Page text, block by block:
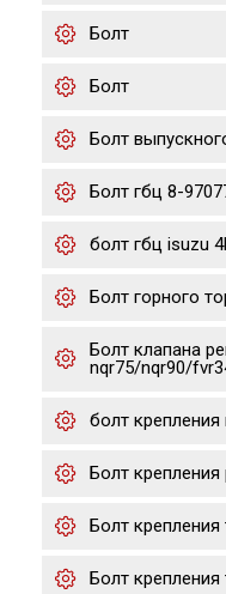
Болт
Болт
Болт
Болт гбц 8-
болт гбц isuzu
Болт горного
Болт клапана
nqr75/nqr90/
болт
Болт крепления
Болт
Болт